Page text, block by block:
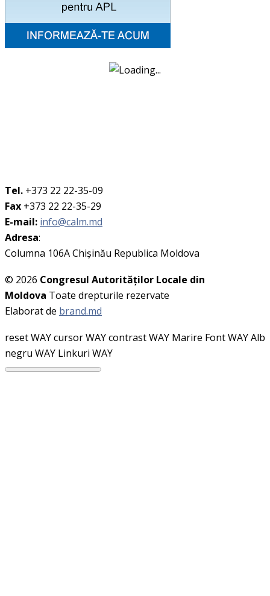
Tel. +373 22 22-35-09
Fax +373 22 22-35-29
E-mail: info@calm.md
Adresa:
Columna 106A Chişinău Republica Moldova
© 2026 Congresul Autorităţilor Locale din
Moldova Toate drepturile rezervate
Elaborat de brand.md
reset WAYcursor WAYcontrast WAY Marire Font WAYAlb
negru WAY Linkuri WAY